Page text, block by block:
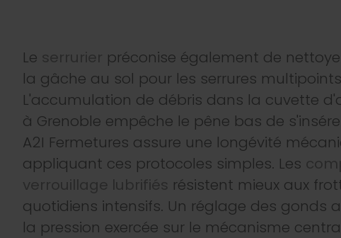
Le
préconise également de
la gâche au sol pour les serrures
L'accumulation de débris dans la cuvette
à Grenoble empêche le pêne bas de
A2I Fermetures assure une longévité
appliquant ces protocoles simples. Les
résistent mieux aux
quotidiens intensifs. Un réglage des gonds
la pression exercée sur le mécanisme